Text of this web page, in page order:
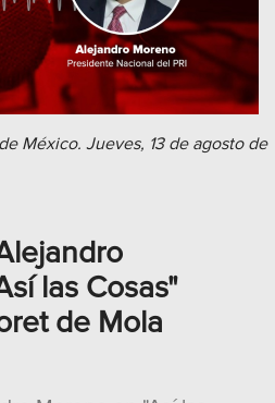
México. Jueves, 13 de agosto de
las Cosas"
de Mola